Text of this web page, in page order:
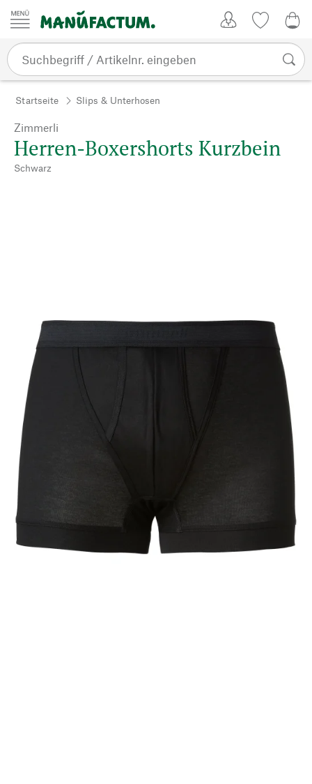
Zum Inhalt springen
Startseite Slips & Unterhosen
Zimmerli
Herren-Boxershorts Kurzbein
Schwarz